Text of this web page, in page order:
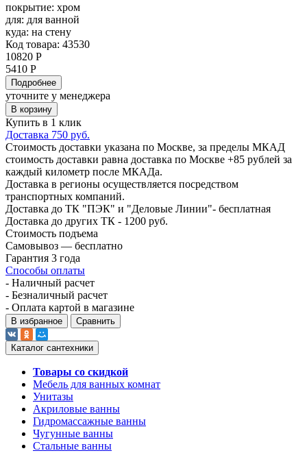
покрытие: хром
для: для ванной
куда: на стену
Код товара: 43530
10820 Р
5410 Р
Подробнее
уточните у менеджера
В корзину
Купить в 1 клик
Доставка 750 руб.
Стоимость доставки указана по Москве, за пределы МКАД
стоимость доставки равна доставка по Москве +85 рублей за
каждый километр после МКАДа.
Доставка в регионы осуществляется посредством
транспортных компаний.
Доставка до ТК "ПЭК" и "Деловые Линии"- бесплатная
Доставка до других ТК - 1200 руб.
Стоимость подъема
Самовывоз — бесплатно
Гарантия 3 года
Способы оплаты
- Наличный расчет
- Безналичный расчет
- Оплата картой в магазине
В избранное Сравнить
Каталог сантехники
Товары со скидкой
Мебель для ванных комнат
Унитазы
Акриловые ванны
Гидромассажные ванны
Чугунные ванны
Стальные ванны